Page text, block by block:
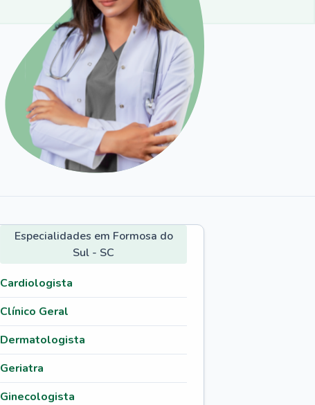
Especialidades em Formosa do
Sul - SC
Cardiologista
Clínico Geral
Dermatologista
Geriatra
Ginecologista